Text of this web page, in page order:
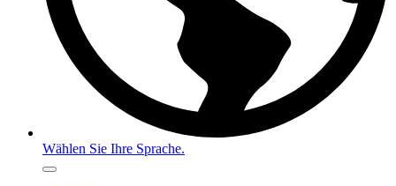
Wählen Sie Ihre Sprache.